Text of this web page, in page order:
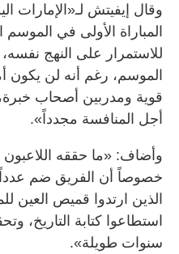
وقال إيفيتش لـ«الإمارات
المباراة الأولى في الموسم
للاستمرار على النهج
الموسم، رغم أنه لن
قوية ومدربين أصحاب
أجل المنافسة مجدداً».
وأضاف: «ما حققه اللاعبون
خصوصاً أن الفريق ضم عدداً
الذين ارتدوا قميص العين
استطاعوا كتابة التاريخ،
سنوات طويلة».